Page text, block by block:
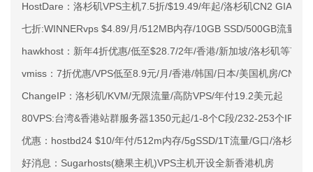
HostDare：洛杉矶VPS主机7.5折/$19.49/年起/洛杉矶CN2 GIA/日
七折:WINNERvps $4.89/月/512MB内存/10GB SSD/500GB流量/
hawkhost：新年4折优惠/低至$28.7/2年/香港/新加坡/洛杉矶等7机
vmiss：7折优惠/VPS低至8.9元/月/香港/韩国/日本/美国机房/CN2/
ChangeIP：洛杉矶/KVM/无限流量/高防VPS/年付19.2美元起
80VPS:台湾&香港站群服务器1350元起/1-8个C段/232-253个IP
优惠：hostbd24 $10/年付/512m内存/5gSSD/1T流量/G口/洛杉矶
好消息：Sugarhosts(糖果主机)VPS主机开设全新香港机房